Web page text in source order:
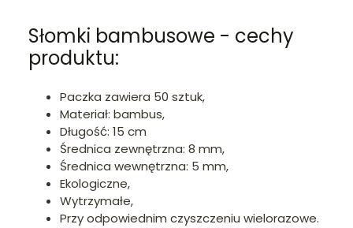
Słomki bambusowe - cechy
produktu:
Paczka zawiera 50 sztuk,
Materiał: bambus,
Długość: 15 cm
Średnica zewnętrzna: 8 mm,
Średnica wewnętrzna: 5 mm,
Ekologiczne,
Wytrzymałe,
Przy odpowiednim czyszczeniu wielorazowe.